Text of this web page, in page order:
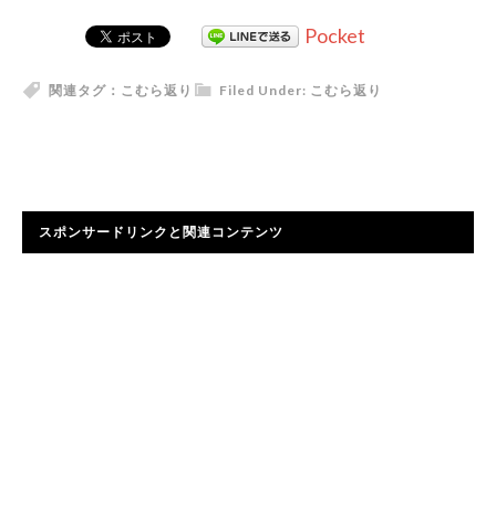
Pocket
Filed Under: こむら返り
関連タグ： こむら返り
スポンサードリンクと関連コンテンツ